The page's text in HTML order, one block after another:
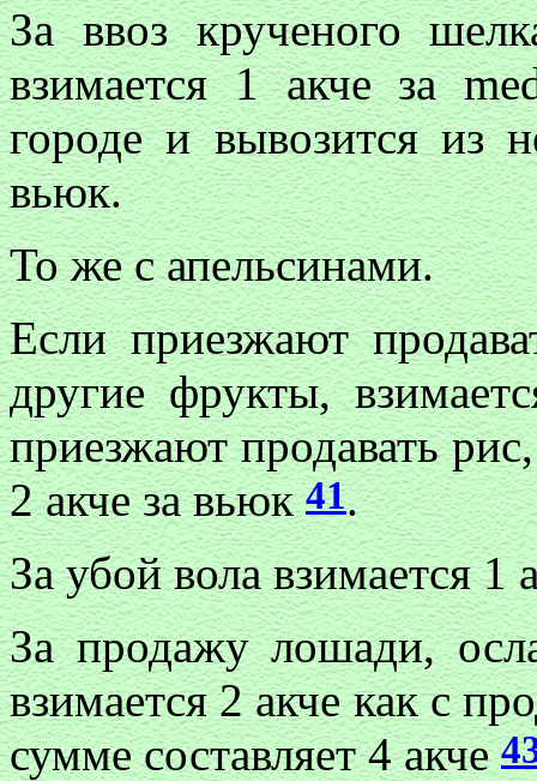
За ввоз крученого
взимается 1 акче за
городе и вывозится из
вьюк.
То же с апельсинами.
Если приезжают
другие фрукты,
приезжают продавать
2 акче за вьюк41.
За убой вола взимается 1
За продажу лошади,
взимается 2 акче как с
сумме составляет 4 акче